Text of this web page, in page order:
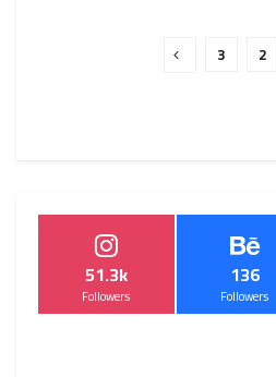
2
3
136
Followers
51.3k
Followers